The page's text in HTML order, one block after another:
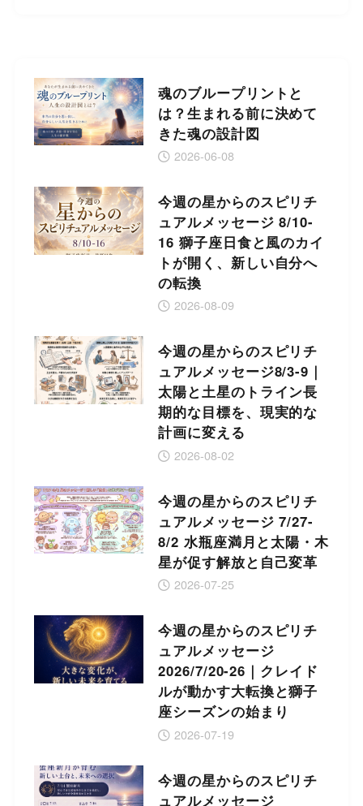
魂のブループリントと
は？生まれる前に決めて
きた魂の設計図
2026-06-08
今週の星からのスピリチ
ュアルメッセージ 8/10-
16 獅子座日食と風のカイ
トが開く、新しい自分へ
の転換
2026-08-09
今週の星からのスピリチ
ュアルメッセージ8/3-9｜
太陽と土星のトライン長
期的な目標を、現実的な
計画に変える
2026-08-02
今週の星からのスピリチ
ュアルメッセージ 7/27-
8/2 水瓶座満月と太陽・木
星が促す解放と自己変革
2026-07-25
今週の星からのスピリチ
ュアルメッセージ
2026/7/20-26｜クレイド
ルが動かす大転換と獅子
座シーズンの始まり
2026-07-19
今週の星からのスピリチ
ュアルメッセージ